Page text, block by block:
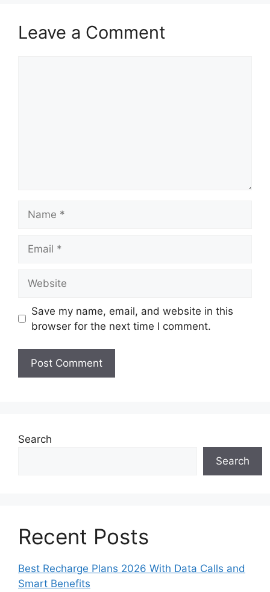
Leave a Comment
Save my name, email, and website in this
browser for the next time I comment.
Search
Search
Recent Posts
Best Recharge Plans 2026 With Data Calls and
Smart Benefits